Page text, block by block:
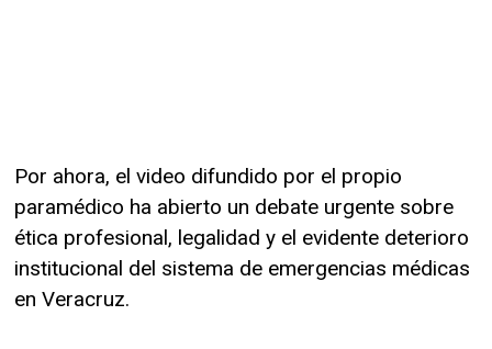
Por ahora, el video difundido por el propio
paramédico ha abierto un debate urgente sobre
ética profesional, legalidad y el evidente deterioro
institucional del sistema de emergencias médicas
en Veracruz.